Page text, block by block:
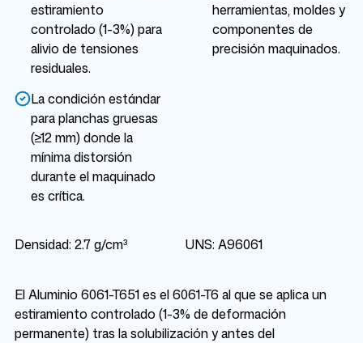
estiramiento
controlado (1-3%) para
alivio de tensiones
residuales.
La condición estándar
para planchas gruesas
(≥12 mm) donde la
mínima distorsión
durante el maquinado
es crítica.
herramientas, moldes y
componentes de
precisión maquinados.
Densidad: 2.7 g/cm³ UNS: A96061
El Aluminio 6061-T651 es el 6061-T6 al que se aplica un
estiramiento controlado (1-3% de deformación
permanente) tras la solubilización y antes del